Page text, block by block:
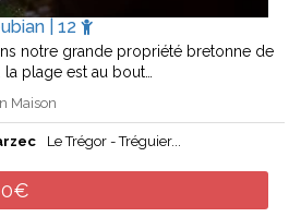
| 12
notre grande propriété bretonne de
plage est au bout…
Maison
Le Trégor - Tréguier...